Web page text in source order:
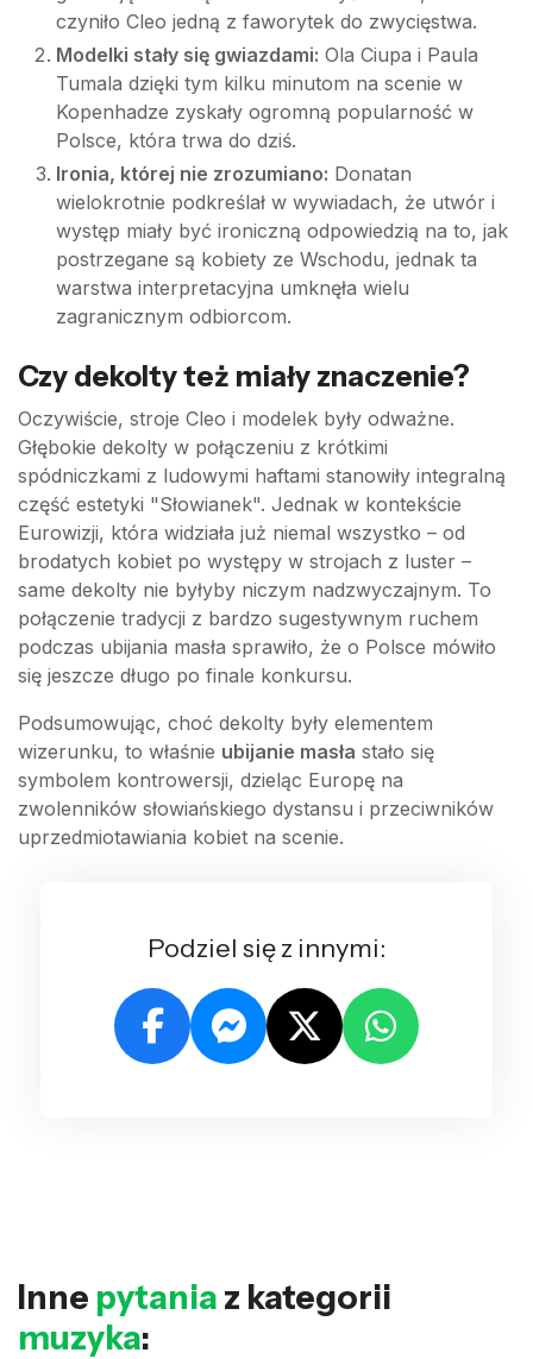
czyniło Cleo jedną z faworytek do zwycięstwa.
Modelki stały się gwiazdami: Ola Ciupa i Paula
Tumala dzięki tym kilku minutom na scenie w
Kopenhadze zyskały ogromną popularność w
Polsce, która trwa do dziś.
Ironia, której nie zrozumiano: Donatan
wielokrotnie podkreślał w wywiadach, że utwór i
występ miały być ironiczną odpowiedzią na to, jak
postrzegane są kobiety ze Wschodu, jednak ta
warstwa interpretacyjna umknęła wielu
zagranicznym odbiorcom.
Czy dekolty też miały znaczenie?
Oczywiście, stroje Cleo i modelek były odważne.
Głębokie dekolty w połączeniu z krótkimi
spódniczkami z ludowymi haftami stanowiły integralną
część estetyki "Słowianek". Jednak w kontekście
Eurowizji, która widziała już niemal wszystko – od
brodatych kobiet po występy w strojach z luster –
same dekolty nie byłyby niczym nadzwyczajnym. To
połączenie tradycji z bardzo sugestywnym ruchem
podczas ubijania masła sprawiło, że o Polsce mówiło
się jeszcze długo po finale konkursu.
Podsumowując, choć dekolty były elementem
wizerunku, to właśnie ubijanie masła stało się
symbolem kontrowersji, dzieląc Europę na
zwolenników słowiańskiego dystansu i przeciwników
uprzedmiotawiania kobiet na scenie.
Podziel się z innymi:
Inne pytania z kategorii
muzyka: